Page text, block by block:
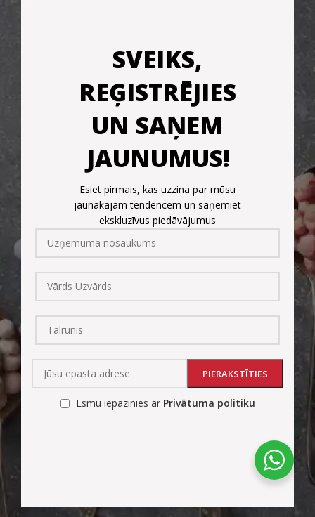
SVEIKS,
REĢISTRĒJIES
UN SAŅEM
JAUNUMUS!
Esiet pirmais, kas uzzina par mūsu
jaunākajām tendencēm un saņemiet
ekskluzīvus piedāvājumus
Esmu iepazinies ar Privātuma politiku